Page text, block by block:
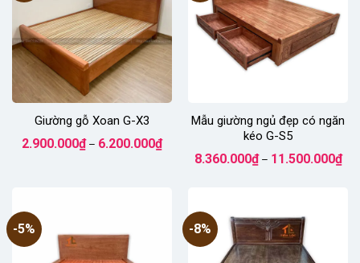
Giường gỗ Xoan G-X3
2.900.000₫ – 6.200.000₫Khoảng
giá:
Mẫu giường ngủ đẹp có ngăn
kéo G-S5
8.360.000₫ – 11.500.000₫giá:
-5% -8%